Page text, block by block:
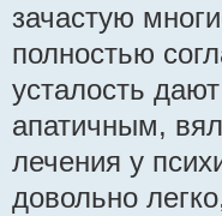
зачастую
полностью
усталость
апатичным,
лечения у
довольно